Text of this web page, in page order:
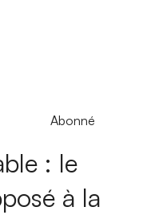
Abonné
: le
à la